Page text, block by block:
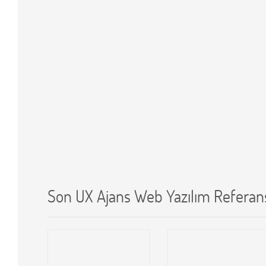
Son UX Ajans Web Yazılım